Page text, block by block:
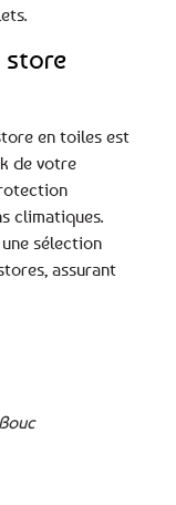
store
en toiles est
de votre
climatiques.
sélection
assurant